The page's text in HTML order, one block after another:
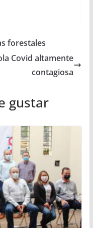
forestales
Covid altamente
contagiosa
gustar